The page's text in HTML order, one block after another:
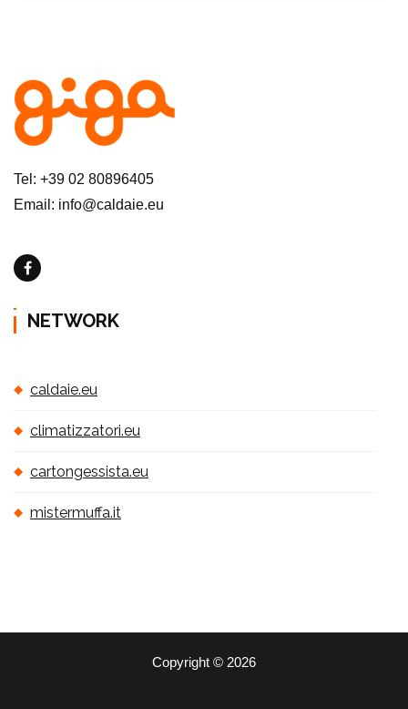
Tel: +39 02 80896405
Email: info@caldaie.eu
NETWORK
caldaie.eu
climatizzatori.eu
cartongessista.eu
mistermuffa.it
Copyright © 2026